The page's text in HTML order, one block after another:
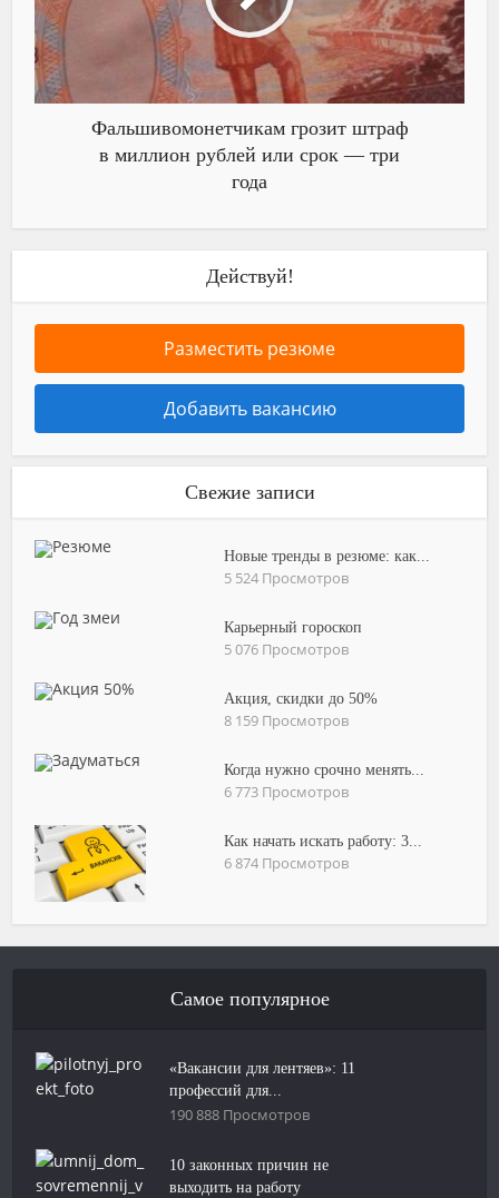
Фальшивомонетчикам грозит штраф
в миллион рублей или срок — три
года
Действуй!
Разместить резюме
Добавить вакансию
Свежие записи
Новые тренды в резюме: как...
5 524 Просмотров
Карьерный гороскоп
5 076 Просмотров
Акция, скидки до 50%
8 159 Просмотров
Когда нужно срочно менять...
6 773 Просмотров
Как начать искать работу: 3...
6 874 Просмотров
Самое популярное
«Вакансии для лентяев»: 11
профессий для...
190 888 Просмотров
10 законных причин не
выходить на работу